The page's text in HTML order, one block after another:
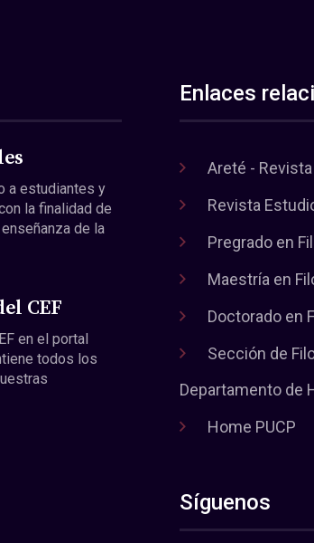
a estudiantes y
la finalidad de
de la
CEF
en el portal
todos los
Enlaces
Areté -
Revista
Pregrado en
Maestría en
Doctorado en
Sección de
Departamento de
Home PUCP
Síguenos